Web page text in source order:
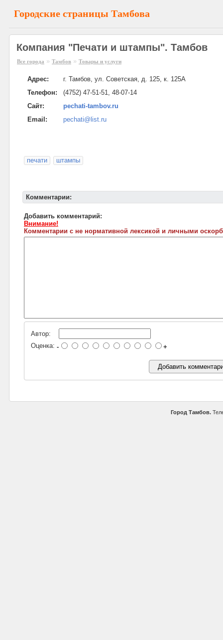
Городские страницы Тамбова
Компания "Печати и штампы". Тамбов
Все города » Тамбов » Товары и услуги
Адрес:
г. Тамбов, ул. Советская, д. 125, к. 125А
Телефон:
(4752) 47-51-51, 48-07-14
Сайт:
pechati-tambov.ru
Email:
pechati@list.ru
печати штампы
Комментарии:
Добавить комментарий:
Внимание!
Комментарии с не нормативной лексикой и личными
Автор:
Оценка: - +
Город Тамбов.